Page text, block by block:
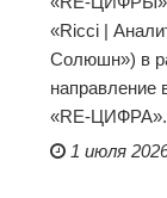
«Ricci |
Солюшн») в
направление
«RE-ЦИФРА».
1 июля